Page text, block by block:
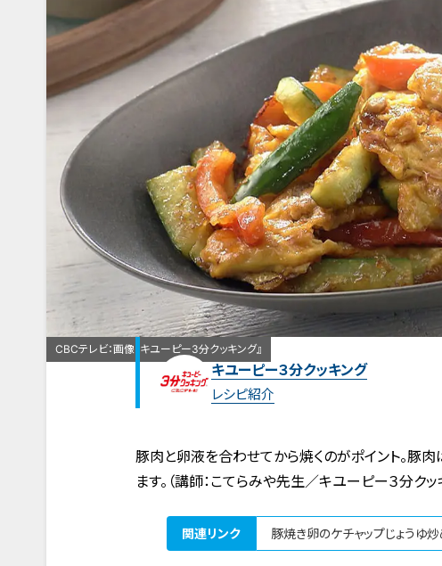
CBCテレビ：画像『キユーピー3分クッキング』
キユーピー３分クッキング
レシピ紹介
豚肉と卵液を合わせてから焼くのがポイント。豚
ます。（講師：こてらみや先生／キユーピー３分クッ
関連リンク 豚焼き卵のケチャップじょうゆ